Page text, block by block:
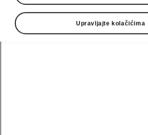
Upravljajte kolačićima